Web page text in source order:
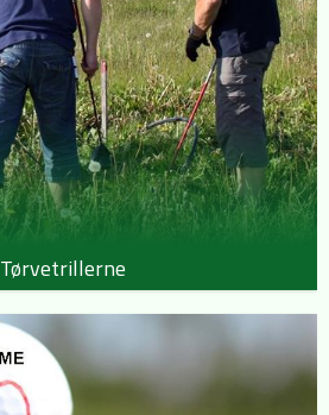
Tørvetrillerne